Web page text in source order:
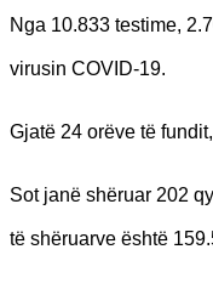
Nga 10.833 testime,
virusin COVID-19.
Gjatë 24 orëve të
Sot janë shëruar 202
të shëruarve është